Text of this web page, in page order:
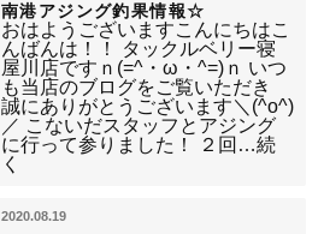
南港アジング釣果情報☆
おはようございますこんにちはこ
んばんは！！ タックルベリー寝
屋川店ですｎ(=^・ω・^=)ｎ いつ
も当店のブログをご覧いただき
誠にありがとうございます＼(^o^)
／ こないだスタッフとアジング
に行って参りました！ ２回…続
く
2020.08.19